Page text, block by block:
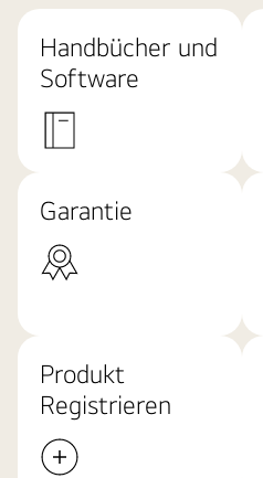
Handbücher und
Software
Garantie
Produkt
Registrieren